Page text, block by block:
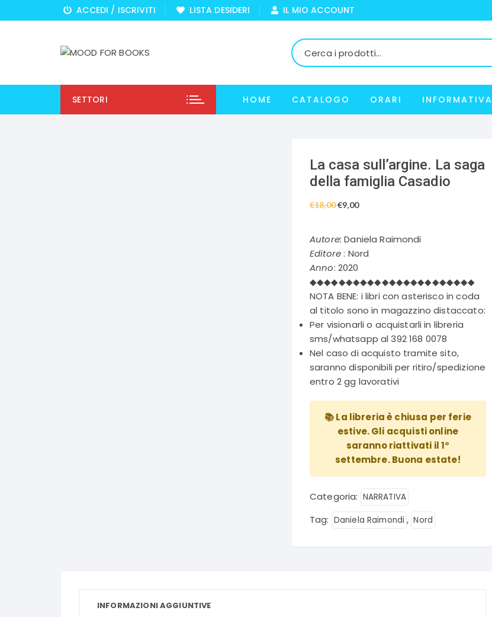
al
ACCEDI / ISCRIVITI LISTA DESIDERI IL MIO ACCOUNT
SETTORI HOME CATALOGO ORARI INFORMATIVA
La casa sull’argine. La saga
della famiglia Casadio
€18,00Il
originale
€18,00.
€9,00Il
attuale
Autore: Daniela Raimondi
Editore: Nord
Anno: 2020
◆◆◆◆◆◆◆◆◆◆◆◆◆◆◆◆◆◆◆◆◆◆◆
NOTA BENE: i libri con asterisco in coda
al titolo sono in magazzino distaccato:
Per visionarli o acquistarli in libreria
sms/whatsapp al 392 168 0078
Nel caso di acquisto tramite sito,
saranno disponibili per ritiro/spedizione
entro 2 gg lavorativi
📚 La libreria è chiusa per ferie
estive. Gli acquisti online
saranno riattivati il 1°
settembre. Buona estate!
Categoria: NARRATIVA
Tag: Daniela Raimondi , Nord
INFORMAZIONI AGGIUNTIVE